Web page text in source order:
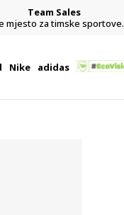
Team Sales
mjesto za timske sportove.
Nike adidas